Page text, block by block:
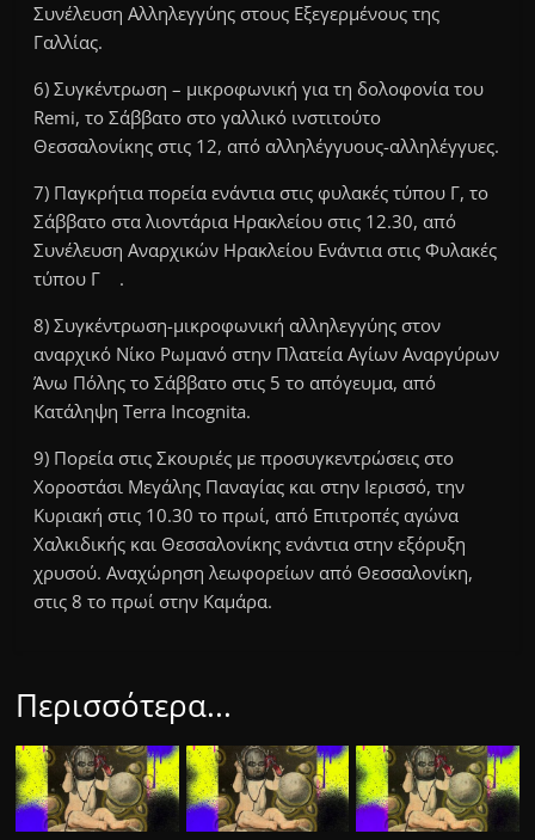
Συνέλευση Αλληλεγγύης στους Εξεγερμένους της
Γαλλίας.
6) Συγκέντρωση – μικροφωνική για τη δολοφονία του
Remi, το Σάββατο στο γαλλικό ινστιτούτο
Θεσσαλονίκης στις 12, από αλληλέγγυους-αλληλέγγυες.
7) Παγκρήτια πορεία ενάντια στις φυλακές τύπου Γ, το
Σάββατο στα λιοντάρια Ηρακλείου στις 12.30, από
Συνέλευση Αναρχικών Ηρακλείου Ενάντια στις Φυλακές
τύπου Γ .
8) Συγκέντρωση-μικροφωνική αλληλεγγύης στον
αναρχικό Νίκο Ρωμανό στην Πλατεία Αγίων Αναργύρων
Άνω Πόλης το Σάββατο στις 5 το απόγευμα, από
Κατάληψη Terra Incognita.
9) Πορεία στις Σκουριές με προσυγκεντρώσεις στο
Χοροστάσι Μεγάλης Παναγίας και στην Ιερισσό, την
Κυριακή στις 10.30 το πρωί, από Επιτροπές αγώνα
Χαλκιδικής και Θεσσαλονίκης ενάντια στην εξόρυξη
χρυσού. Αναχώρηση λεωφορείων από Θεσσαλονίκη,
στις 8 το πρωί στην Καμάρα.
Περισσότερα...